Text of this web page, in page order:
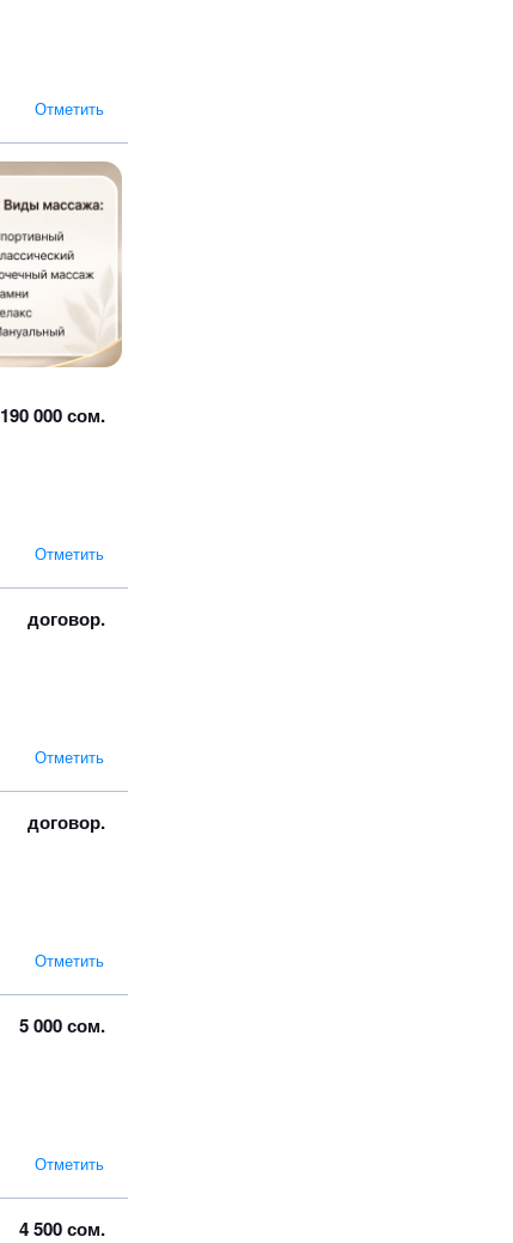
Отметить
190 000 сом.
Отметить
договор.
Отметить
договор.
Отметить
5 000 сом.
Отметить
4 500 сом.